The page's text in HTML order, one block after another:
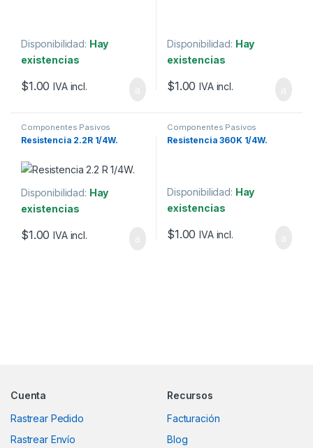
Disponibilidad: Hay
existencias
$1.00 IVA incl.
Disponibilidad: Hay
existencias
$1.00 IVA incl.
Componentes Pasivos
Resistencia 2.2R 1/4W.
Disponibilidad: Hay
existencias
$1.00 IVA incl.
Componentes Pasivos
Resistencia 360K 1/4W.
Disponibilidad: Hay
existencias
$1.00 IVA incl.
Cuenta
Rastrear Pedido
Rastrear Envío
Recursos
Facturación
Blog